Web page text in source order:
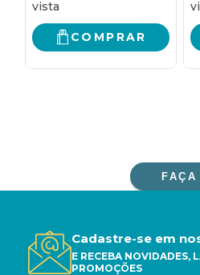
COMPRAR
Cadastre-se em
E RECEBA NOVIDADES,
PROMOÇÕES